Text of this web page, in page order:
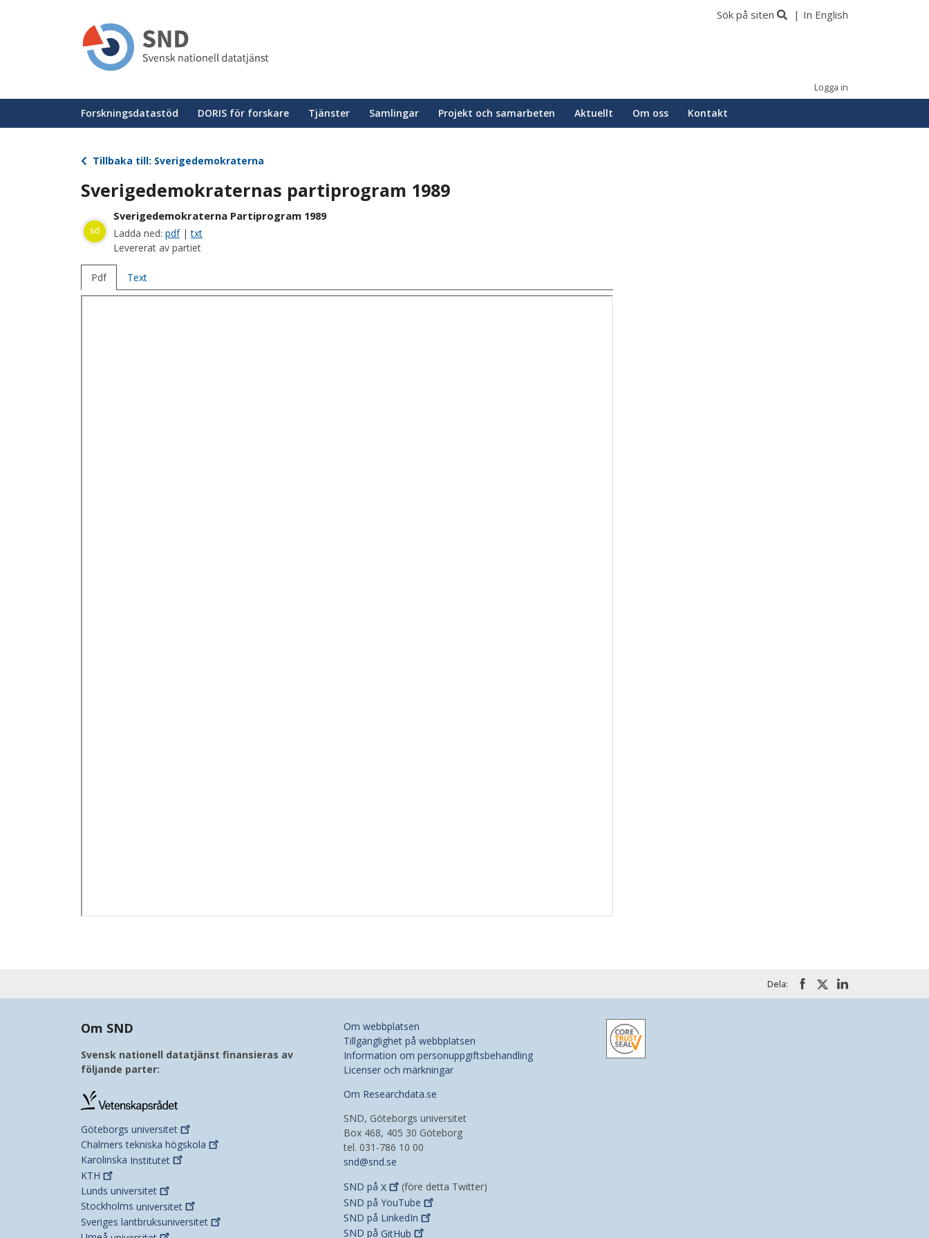
Sök på siten In English
Logga in
Huvudmeny
Forskningsdatastöd DORIS för forskare Tjänster Samlingar Projekt och samarbeten Aktuellt Om oss Kontakt
Tillbaka till: Sverigedemokraterna
Sverigedemokraternas partiprogram 1989
sd
Sverigedemokraterna Partiprogram 1989
Ladda ned: pdf|txt
Levererat av partiet
Pdf Text
Dela:
Om SND
Svensk nationell datatjänst finansieras av
följande parter:
Göteborgs universitet
Chalmers tekniska högskola
Karolinska Institutet
KTH
Lunds universitet
Stockholms universitet
Sveriges lantbruksuniversitet
Om webbplatsen
Tillgänglighet på webbplatsen
Information om personuppgiftsbehandling
Licenser och märkningar
Om Researchdata.se
SND, Göteborgs universitet
Box 468, 405 30 Göteborg
tel. 031-786 10 00
snd@snd.se
SND på X
(före detta Twitter)
SND på YouTube
SND på LinkedIn
SND på GitHub